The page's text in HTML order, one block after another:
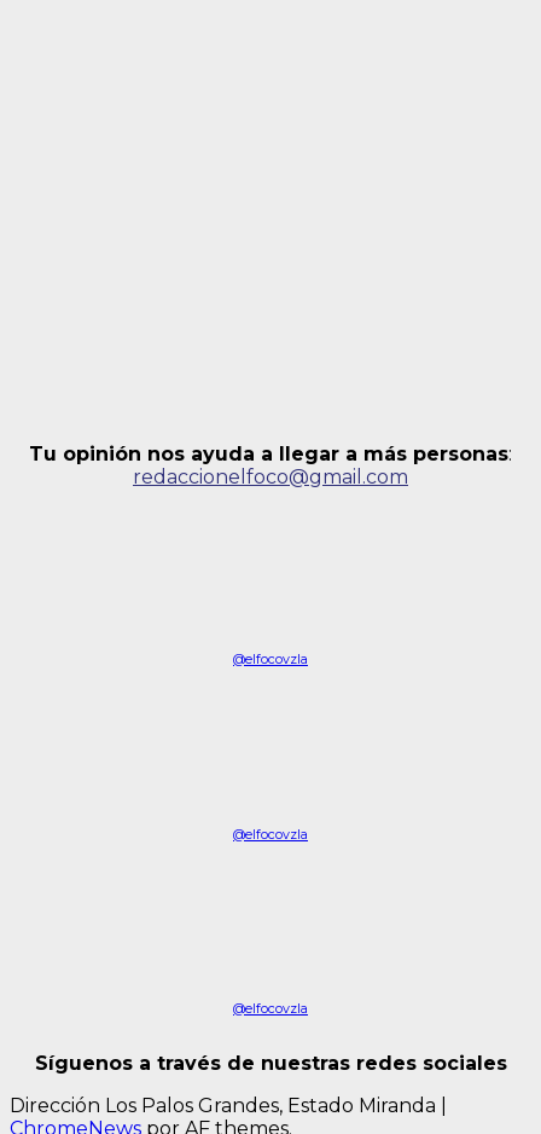
Tu opinión nos ayuda a llegar a más personas:
redaccionelfoco@gmail.com
@elfocovzla
@elfocovzla
@elfocovzla
Síguenos a través de nuestras redes sociales
Dirección Los Palos Grandes, Estado Miranda
ChromeNews por AF themes.